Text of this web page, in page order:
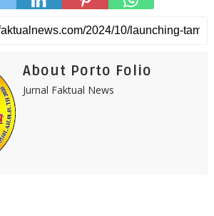
About Porto Folio
Jurnal Faktual News